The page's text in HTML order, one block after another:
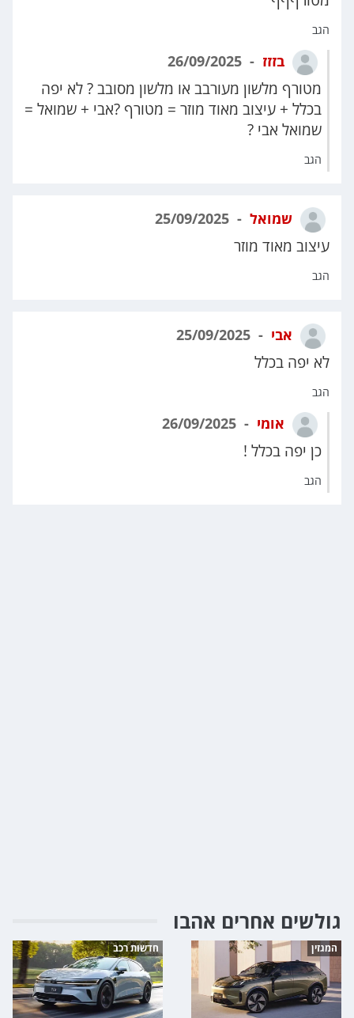
הגב
בזזז
מטורף מלשון מעורבב או מלשון מסובב ? לא יפה
בכלל + עיצוב מאוד מוזר = מטורף ?אבי + שמואל =
שמואל אבי ?
הגב
שמואל
עיצוב מאוד מוזר
הגב
אבי
לא יפה בכלל
הגב
אומי
כן יפה בכלל !
הגב
גולשים אחרים אהבו
המגזין חדשות רכב